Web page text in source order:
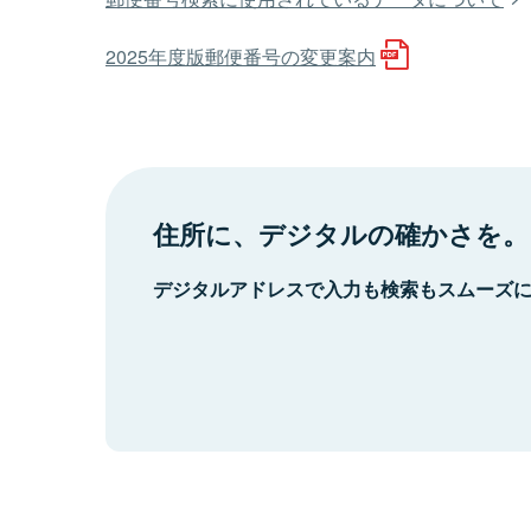
2025年度版郵便番号の変更案内
住所に、デジタルの確かさを。
デジタルアドレスで入力も検索もスムーズ